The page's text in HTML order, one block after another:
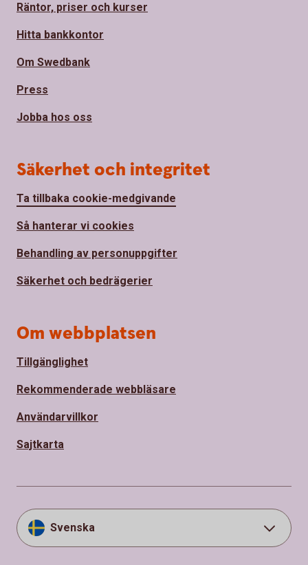
Räntor, priser och kurser
Hitta bankkontor
Om Swedbank
Press
Jobba hos oss
Säkerhet och integritet
Ta tillbaka cookie-medgivande
Så hanterar vi cookies
Behandling av personuppgifter
Säkerhet och bedrägerier
Om webbplatsen
Tillgänglighet
Rekommenderade webbläsare
Användarvillkor
Sajtkarta
Svenska